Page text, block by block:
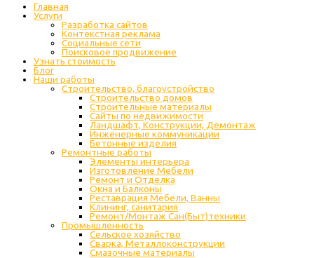
Главная
Услуги
Разработка сайтов
Контекстная реклама
Социальные сети
Поисковое продвижение
Узнать стоимость
Блог
Наши работы
Строительство, благоустройство
Строительство домов
Строительные материалы
Сайты по недвижимости
Ландшафт, Конструкции, Демонтаж
Инженерные коммуникации
Бетонные изделия
Ремонтные работы
Элементы интерьера
Изготовление Мебели
Ремонт и Отделка
Окна и Балконы
Реставрация Мебели, Ванны
Клининг, санитария
Ремонт/Монтаж Сан(Быт)техники
Промышленность
Cельское хозяйство
Сварка, Металлоконструкции
Cмазочные материалы